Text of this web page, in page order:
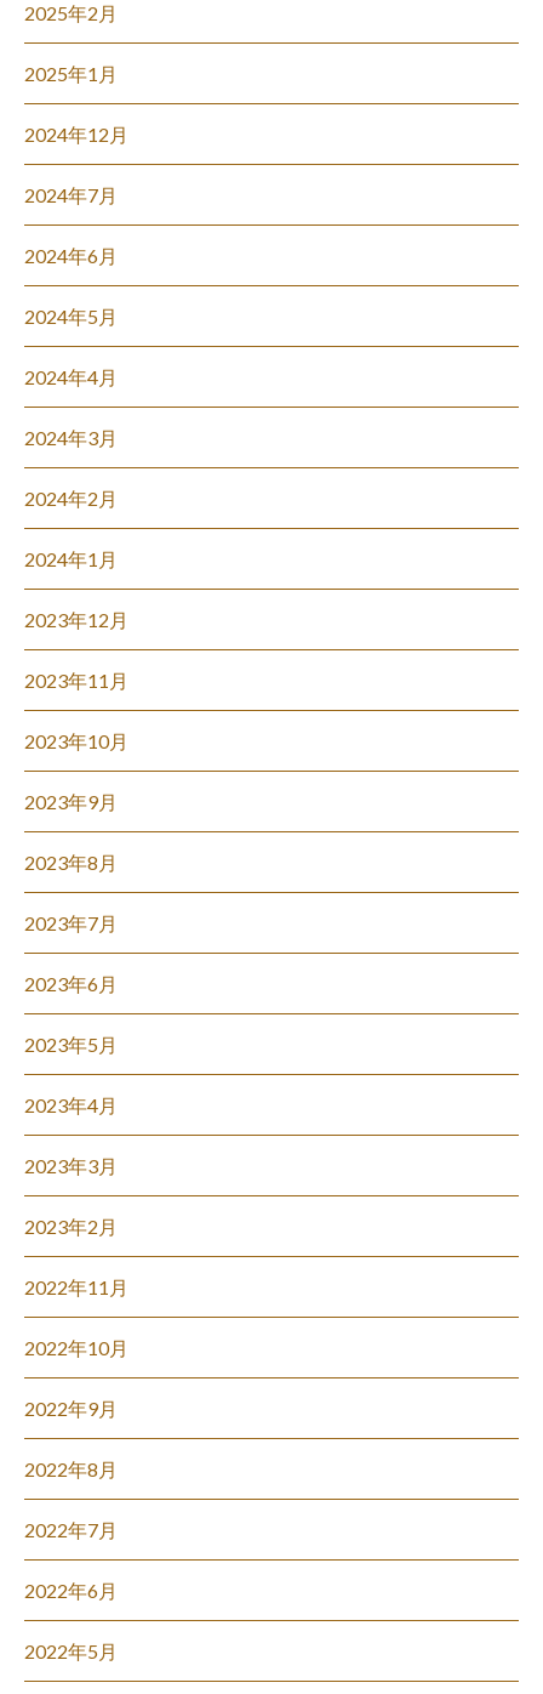
2025年2月
2025年1月
2024年12月
2024年7月
2024年6月
2024年5月
2024年4月
2024年3月
2024年2月
2024年1月
2023年12月
2023年11月
2023年10月
2023年9月
2023年8月
2023年7月
2023年6月
2023年5月
2023年4月
2023年3月
2023年2月
2022年11月
2022年10月
2022年9月
2022年8月
2022年7月
2022年6月
2022年5月